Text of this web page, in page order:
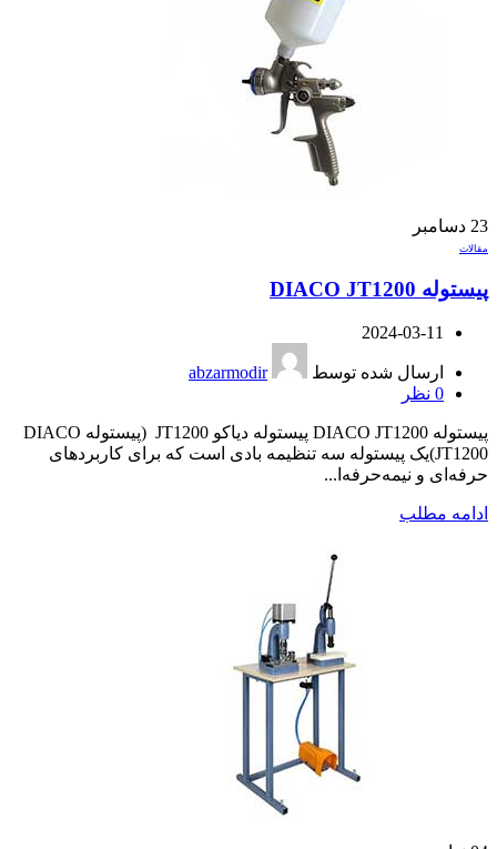
23 دسامبر
مقالات
پیستوله DIACO JT1200
2024-03-11
ارسال شده توسط
abzarmodir
0 نظر
پیستوله DIACO JT1200 پیستوله دیاکو JT1200 (پیستوله DIACO
JT1200)یک پیستوله سه تنظیمه بادی است که برای کاربردهای
حرفه‌ای و نیمه‌حرفه‌ا...
ادامه مطلب